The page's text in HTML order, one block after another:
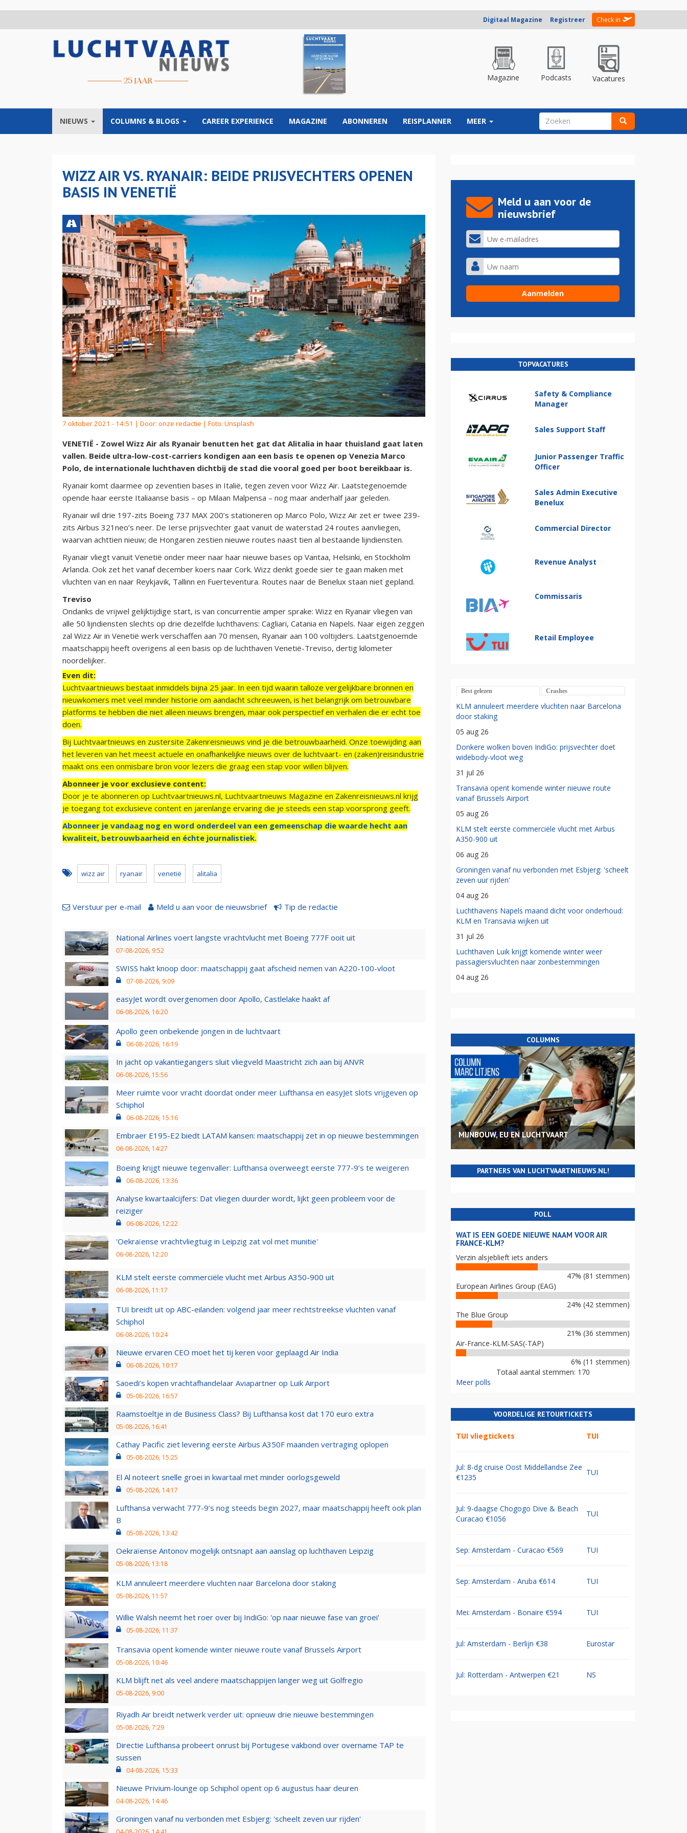
Digitaal Magazine Registreer Check in
Magazine Podcasts Vacatures
NIEUWS COLUMNS & BLOGS CAREER EXPERIENCE MAGAZINE ABONNEREN REISPLANNER MEER ZOEKVELD
WIZZ AIR VS. RYANAIR: BEIDE PRIJSVECHTERS OPENEN
BASIS IN VENETIË
7 oktober 2021 - 14:51 | Door: onze redactie | Foto: Unsplash
VENETIË - Zowel Wizz Air als Ryanair benutten het gat dat Alitalia in haar thuisland gaat laten
vallen. Beide ultra-low-cost-carriers kondigen aan een basis te openen op Venezia Marco
Polo, de internationale luchthaven dichtbij de stad die vooral goed per boot bereikbaar is.
Ryanair komt daarmee op zeventien bases in Italië, tegen zeven voor Wizz Air. Laatstegenoemde
opende haar eerste Italiaanse basis – op Milaan Malpensa – nog maar anderhalf jaar geleden.
Ryanair wil drie 197-zits Boeing 737 MAX 200’s stationeren op Marco Polo, Wizz Air zet er twee 239-
zits Airbus 321neo’s neer. De Ierse prijsvechter gaat vanuit de waterstad 24 routes aanvliegen,
waarvan achttien nieuw; de Hongaren zestien nieuwe routes naast tien al bestaande lijndiensten.
Ryanair vliegt vanuit Venetië onder meer naar haar nieuwe bases op Vantaa, Helsinki, en Stockholm
Arlanda. Ook zet het vanaf december koers naar Cork. Wizz denkt goede sier te gaan maken met
vluchten van en naar Reykjavik, Tallinn en Fuerteventura. Routes naar de Benelux staan niet gepland.
Treviso
Ondanks de vrijwel gelijktijdige start, is van concurrentie amper sprake: Wizz en Ryanair vliegen van
alle 50 lijndiensten slechts op drie dezelfde luchthavens: Cagliari, Catania en Napels. Naar eigen zeggen
zal Wizz Air in Venetië werk verschaffen aan 70 mensen, Ryanair aan 100 voltijders. Laatstgenoemde
maatschappij heeft overigens al een basis op de luchthaven Venetië-Treviso, dertig kilometer
noordelijker.
Even dit:
Luchtvaartnieuws bestaat inmiddels bijna 25 jaar. In een tijd waarin talloze vergelijkbare bronnen en
nieuwkomers met veel minder historie om aandacht schreeuwen, is het belangrijk om betrouwbare
platforms te hebben die niet alleen nieuws brengen, maar ook perspectief en verhalen die er echt toe
doen.
Bij Luchtvaartnieuws en zustersite Zakenreisnieuws vind je die betrouwbaarheid. Onze toewijding aan
het leveren van het meest actuele en onafhankelijke nieuws over de luchtvaart- en (zaken)reisindustrie
maakt ons een onmisbare bron voor lezers die graag een stap voor willen blijven.
Abonneer je voor exclusieve content:
Door je te abonneren op Luchtvaartnieuws.nl, Luchtvaartnieuws Magazine en Zakenreisnieuws.nl krijg
je toegang tot exclusieve content en jarenlange ervaring die je steeds een stap voorsprong geeft.
Abonneer je vandaag nog en word onderdeel van een gemeenschap die waarde hecht aan
kwaliteit, betrouwbaarheid en échte journalistiek.
wizz air ryanair venetië alitalia
Verstuur per e-mail Meld u aan voor de nieuwsbrief Tip de redactie
National Airlines voert langste vrachtvlucht met Boeing 777F ooit uit
07-08-2026, 9:52
SWISS hakt knoop door: maatschappij gaat afscheid nemen van A220-100-vloot
07-08-2026, 9:09
easyJet wordt overgenomen door Apollo, Castlelake haakt af
06-08-2026, 16:20
Apollo geen onbekende jongen in de luchtvaart
06-08-2026, 16:19
In jacht op vakantiegangers sluit vliegveld Maastricht zich aan bij ANVR
06-08-2026, 15:56
Meer ruimte voor vracht doordat onder meer Lufthansa en easyJet slots vrijgeven op
Schiphol
06-08-2026, 15:16
Embraer E195-E2 biedt LATAM kansen: maatschappij zet in op nieuwe bestemmingen
06-08-2026, 14:27
Boeing krijgt nieuwe tegenvaller: Lufthansa overweegt eerste 777-9’s te weigeren
06-08-2026, 13:36
Analyse kwartaalcijfers: Dat vliegen duurder wordt, lijkt geen probleem voor de
reiziger
06-08-2026, 12:22
'Oekraïense vrachtvliegtuig in Leipzig zat vol met munitie'
06-08-2026, 12:20
KLM stelt eerste commerciële vlucht met Airbus A350-900 uit
06-08-2026, 11:17
TUI breidt uit op ABC-eilanden: volgend jaar meer rechtstreekse vluchten vanaf
Schiphol
06-08-2026, 10:24
Nieuwe ervaren CEO moet het tij keren voor geplaagd Air India
06-08-2026, 10:17
Saoedi’s kopen vrachtafhandelaar Aviapartner op Luik Airport
05-08-2026, 16:57
Raamstoeltje in de Business Class? Bij Lufthansa kost dat 170 euro extra
05-08-2026, 16:41
Cathay Pacific ziet levering eerste Airbus A350F maanden vertraging oplopen
05-08-2026, 15:25
El Al noteert snelle groei in kwartaal met minder oorlogsgeweld
05-08-2026, 14:17
Lufthansa verwacht 777-9’s nog steeds begin 2027, maar maatschappij heeft ook plan
B
05-08-2026, 13:42
Oekraïense Antonov mogelijk ontsnapt aan aanslag op luchthaven Leipzig
05-08-2026, 13:18
KLM annuleert meerdere vluchten naar Barcelona door staking
05-08-2026, 11:57
Willie Walsh neemt het roer over bij IndiGo: 'op naar nieuwe fase van groei'
05-08-2026, 11:37
Transavia opent komende winter nieuwe route vanaf Brussels Airport
05-08-2026, 10:46
KLM blijft net als veel andere maatschappijen langer weg uit Golfregio
05-08-2026, 9:00
Riyadh Air breidt netwerk verder uit: opnieuw drie nieuwe bestemmingen
05-08-2026, 7:29
Directie Lufthansa probeert onrust bij Portugese vakbond over overname TAP te
sussen
04-08-2026, 15:33
Nieuwe Privium-lounge op Schiphol opent op 6 augustus haar deuren
04-08-2026, 14:46
Groningen vanaf nu verbonden met Esbjerg: 'scheelt zeven uur rijden'
Meld u aan voor de
nieuwsbrief
TOPVACATURES
Safety & Compliance
Manager
Sales Support Staff
Junior Passenger Traffic
Officer
Sales Admin Executive
Benelux
Commercial Director
Revenue Analyst
Commissaris
Retail Employee
Best gelezen Crashes
KLM annuleert meerdere vluchten naar Barcelona
door staking
05 aug 26
Donkere wolken boven IndiGo: prijsvechter doet
widebody-vloot weg
31 jul 26
Transavia opent komende winter nieuwe route
vanaf Brussels Airport
05 aug 26
KLM stelt eerste commerciële vlucht met Airbus
A350-900 uit
06 aug 26
Groningen vanaf nu verbonden met Esbjerg: 'scheelt
zeven uur rijden'
04 aug 26
Luchthavens Napels maand dicht voor onderhoud:
KLM en Transavia wijken uit
31 jul 26
Luchthaven Luik krijgt komende winter weer
passagiersvluchten naar zonbestemmingen
04 aug 26
COLUMNS
MIJNBOUW, EU EN LUCHTVAART
PARTNERS VAN LUCHTVAARTNIEUWS.NL!
POLL
WAT IS EEN GOEDE NIEUWE NAAM VOOR AIR
FRANCE-KLM?
Verzin alsjeblieft iets anders
47% (81 stemmen)
European Airlines Group (EAG)
24% (42 stemmen)
The Blue Group
21% (36 stemmen)
Air-France-KLM-SAS(-TAP)
6% (11 stemmen)
Totaal aantal stemmen: 170
Meer polls
VOORDELIGE RETOURTICKETS
TUI vliegtickets TUI
Jul: 8-dg cruise Oost Middellandse Zee
€1235
TUI
Jul: 9-daagse Chogogo Dive & Beach
Curacao €1056
TUI
Sep: Amsterdam - Curacao €569 TUI
Sep: Amsterdam - Aruba €614 TUI
Mei: Amsterdam - Bonaire €594 TUI
Jul: Amsterdam - Berlijn €38 Eurostar
Jul: Rotterdam - Antwerpen €21 NS